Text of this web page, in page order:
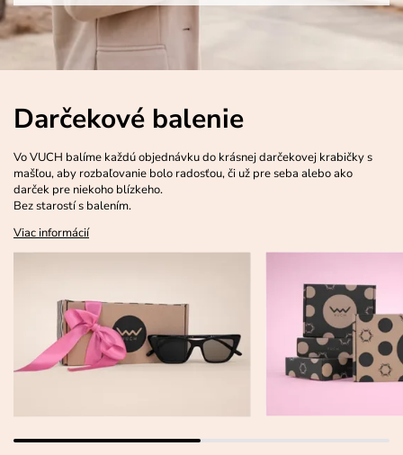
Darčekové balenie
Vo VUCH balíme každú objednávku do krásnej darčekovej krabičky s
mašľou, aby rozbaľovanie bolo radosťou, či už pre seba alebo ako
darček pre niekoho blízkeho.
Bez starostí s balením.
Viac informácií